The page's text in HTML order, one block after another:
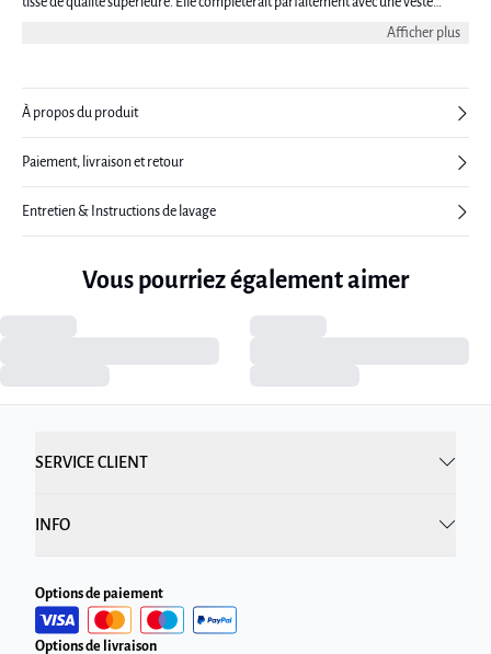
Afficher plus
À propos du produit
Paiement, livraison et retour
Entretien & Instructions de lavage
Vous pourriez également aimer
SERVICE CLIENT
INFO
Options de paiement
Options de livraison